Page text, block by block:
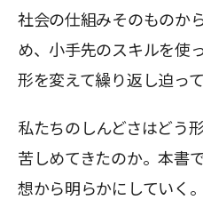
社会の仕組みそのものか
め、小手先のスキルを使
形を変えて繰り返し迫って
私たちのしんどさはどう
苦しめてきたのか。本書
想から明らかにしていく